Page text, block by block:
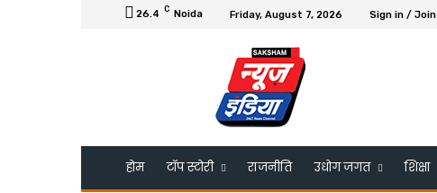
26.4 C Noida Friday, August 7, 2026 Sign in / Join
होम टॉप स्टोरी राजनीति उधोग जगत शिक्षा